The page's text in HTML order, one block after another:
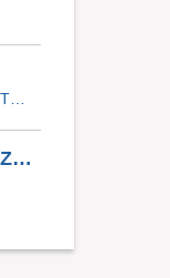
PROMOTOR MOTORIZADO